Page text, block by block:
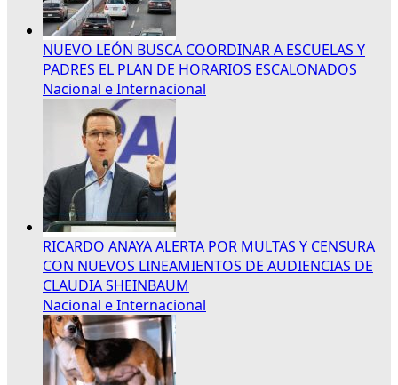
NUEVO LEÓN BUSCA COORDINAR A ESCUELAS Y
PADRES EL PLAN DE HORARIOS ESCALONADOS
Nacional e Internacional
RICARDO ANAYA ALERTA POR MULTAS Y CENSURA
CON NUEVOS LINEAMIENTOS DE AUDIENCIAS DE
CLAUDIA SHEINBAUM
Nacional e Internacional